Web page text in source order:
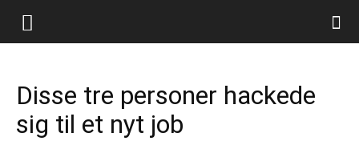
Disse tre personer hackede
sig til et nyt job